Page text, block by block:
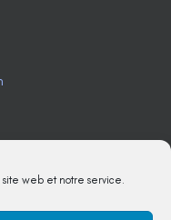
site web et notre service.